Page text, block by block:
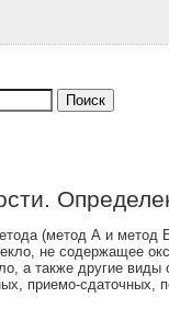
(метод А и
не содержащее
а также другие
приемо-сдаточных,